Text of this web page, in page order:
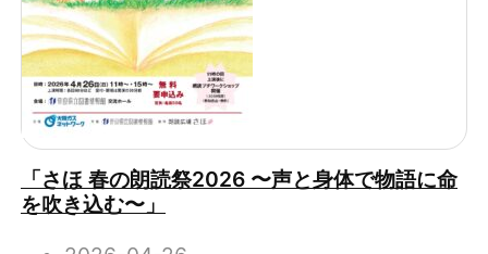
「さほ 春の朗読祭2026 〜声と身体で物語に命
を吹き込む〜」